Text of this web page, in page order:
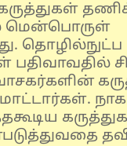
மென்பொருள்